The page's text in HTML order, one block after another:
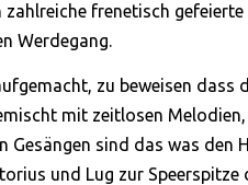
frenetisch
Werdegang.
zu beweisen
mit zeitlosen
Gesängen sind das was
und Lug zur